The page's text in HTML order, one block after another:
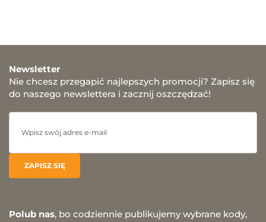
Newsletter
Nie chcesz przegapić najlepszych promocji? Zapisz się
do naszego newslettera i zacznij oszczędzać!
Polub nas, bo codziennie publikujemy wybrane kody,